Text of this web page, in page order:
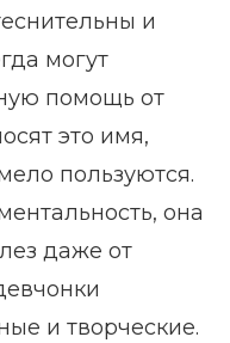
и
могут
помощь от
это имя,
пользуются.
она
даже от
и творческие.